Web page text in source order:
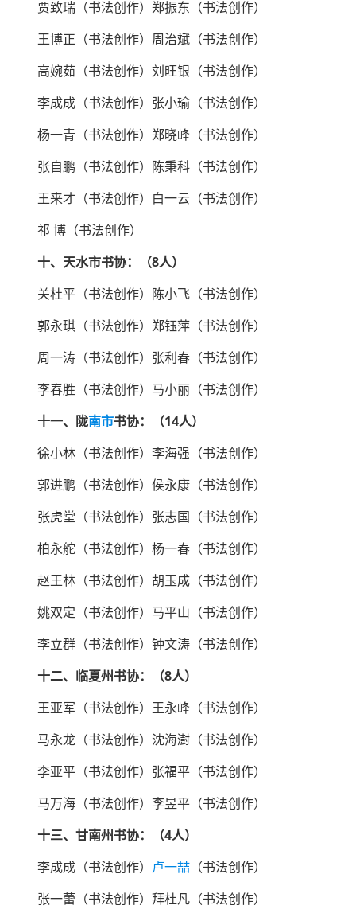
贾致瑞（书法创作）郑振东（书法创作）
王博正（书法创作）周治斌（书法创作）
高婉茹（书法创作）刘旺银（书法创作）
李成成（书法创作）张小瑜（书法创作）
杨一青（书法创作）郑晓峰（书法创作）
张自鹏（书法创作）陈秉科（书法创作）
王来才（书法创作）白一云（书法创作）
祁 博（书法创作）
十、天水市书协：（8人）
关杜平（书法创作）陈小飞（书法创作）
郭永琪（书法创作）郑钰萍（书法创作）
周一涛（书法创作）张利春（书法创作）
李春胜（书法创作）马小丽（书法创作）
十一、陇南市书协：（14人）
徐小林（书法创作）李海强（书法创作）
郭进鹏（书法创作）侯永康（书法创作）
张虎堂（书法创作）张志国（书法创作）
柏永舵（书法创作）杨一春（书法创作）
赵王林（书法创作）胡玉成（书法创作）
姚双定（书法创作）马平山（书法创作）
李立群（书法创作）钟文涛（书法创作）
十二、临夏州书协：（8人）
王亚军（书法创作）王永峰（书法创作）
马永龙（书法创作）沈海澍（书法创作）
李亚平（书法创作）张福平（书法创作）
马万海（书法创作）李昱平（书法创作）
十三、甘南州书协：（4人）
李成成（书法创作） 卢一喆 （书法创作）
张一蕾（书法创作）拜杜凡（书法创作）